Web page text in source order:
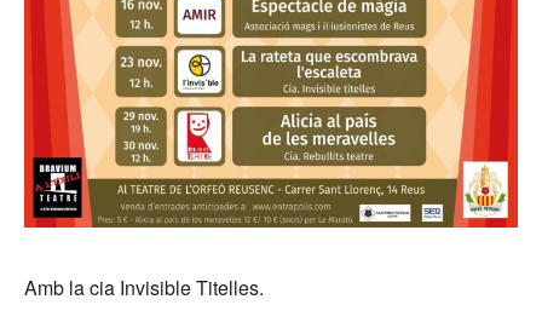
Amb la cia Invisible Titelles.